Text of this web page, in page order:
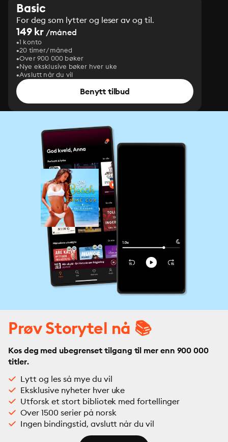
Basic
For deg som lytter og leser av og til.
149 kr /måned
1 konto
20 timer/måned
Over 900 000 bøker
Nye eksklusive bøker hver uke
Avslutt når du vil
Benytt tilbud
Prøv Storytel nå 📚
Kos deg med ubegrenset tilgang til mer enn 900 000
titler.
Lytt og les så mye du vil
Eksklusive nyheter hver uke
Utforsk et stort bibliotek med fortellinger
Over 1500 serier på norsk
Ingen bindingstid, avslutt når du vil